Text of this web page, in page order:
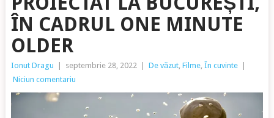
ÎN CADRUL ONE MINUTE
OLDER
Ionut Dragu septembrie 28, 2022 De văzut, Filme, În cuvinte
Niciun comentariu